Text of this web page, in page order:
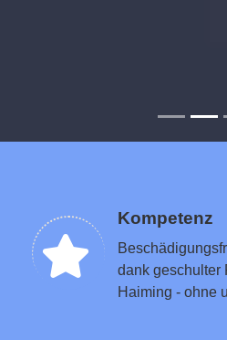
Kompetenz
dank geschulter
Haiming - ohne